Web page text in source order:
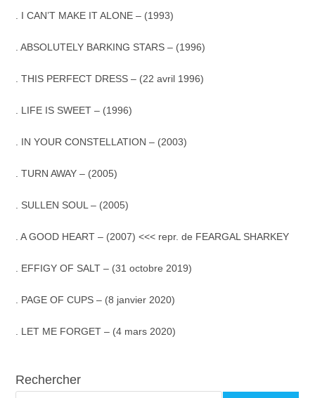
. I CAN’T MAKE IT ALONE – (1993)
. ABSOLUTELY BARKING STARS – (1996)
. THIS PERFECT DRESS – (22 avril 1996)
. LIFE IS SWEET – (1996)
. IN YOUR CONSTELLATION – (2003)
. TURN AWAY – (2005)
. SULLEN SOUL – (2005)
. A GOOD HEART – (2007) <<< repr. de FEARGAL SHARKEY
. EFFIGY OF SALT – (31 octobre 2019)
. PAGE OF CUPS – (8 janvier 2020)
. LET ME FORGET – (4 mars 2020)
Rechercher